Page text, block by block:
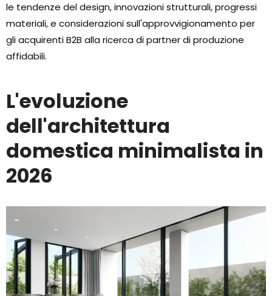
le tendenze del design, innovazioni strutturali, progressi
materiali, e considerazioni sull'approvvigionamento per
gli acquirenti B2B alla ricerca di partner di produzione
affidabili.
L'evoluzione
dell'architettura
domestica minimalista in
2026